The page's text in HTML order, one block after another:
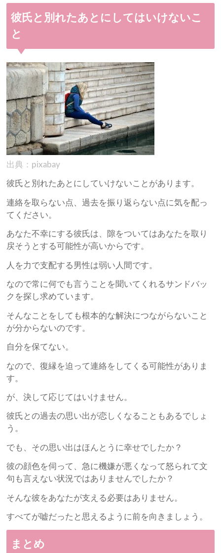
彼氏と別れたあとにしてはいけないこ
と
出典：pixabay
彼氏と別れたあとにしていけないことがあります。
連絡を取らない点、過去を振り返らない点に気を配っ
てください。
あなた不幸にする彼氏は、隙をついてはあなたを取り
戻そうとする可能性が高いからです。
人を力で支配する男性は弱い人間です。
なので常に何でも言うことを聞いてくれるサンドバッ
クを探し求めています。
そんなことをしても根本的な解決につながらないこと
が分からないのです。
自分を保てない。
なので、復縁を迫って連絡をしてくる可能性がありま
す。
が、決して応じてはいけません。
彼氏との過去の思い出が恋しくなることもあるでしょ
う。
でも、その思い出はほんとうに幸せでしたか？
彼の顔色を伺って、急に機嫌が悪くなって怒られて文
句も言えない状況ではありませんでしたか？
そんな彼をあなたが支える必要はありません。
すべてが嘘だったと思えるように前を向きましょう。
まとめ